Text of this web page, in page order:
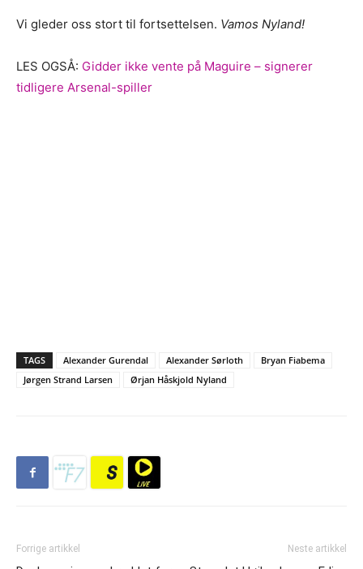
Vi gleder oss stort til fortsettelsen. Vamos Nyland!
LES OGSÅ: Gidder ikke vente på Maguire – signerer
tidligere Arsenal-spiller
TAGS Alexander Gurendal Alexander Sørloth
Bryan Fiabema
Jørgen Strand Larsen
Ørjan Håskjold Nyland
Forrige artikkel Neste artikkel